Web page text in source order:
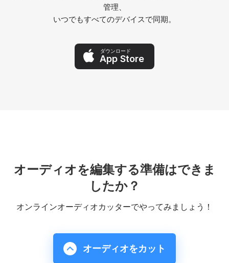
管理、
いつでもすべてのデバイスで同期。
ダウンロード
App Store
オーディオを編集する準備はできま
したか？
オンラインオーディオカッターでやってみましょう！
オーディオをカット